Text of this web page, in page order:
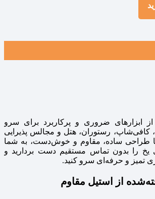
ابزارهای ضروری و پرکاربرد برای سرو
کافی‌شاپ، رستوران، هتل و مجالس پذیرایی
طراحی ساده، مقاوم و خوش‌دست، به شما
یخ را بدون تماس مستقیم دست بردارید و
تمیز و حرفه‌ای سرو کنید.
از استیل مقاوم